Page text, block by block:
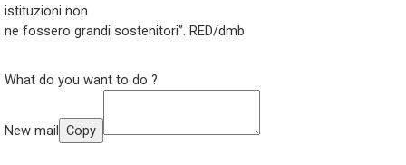
istituzioni non
ne fossero grandi sostenitori”. RED/dmb
What do you want to do ?
New mail Copy